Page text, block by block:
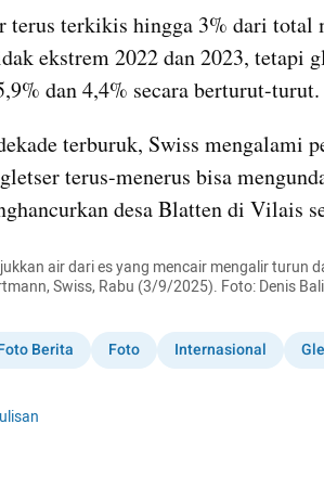
terus terkikis hingga 3% dari total
ekstrem 2022 dan 2023, tetapi
dan 4,4% secara berturut-turut.
terburuk, Swiss mengalami
terus-menerus bisa
desa Blatten di Vilais
air dari es yang mencair mengalir turun
Swiss, Rabu (3/9/2025). Foto: Denis
Berita Foto Internasional